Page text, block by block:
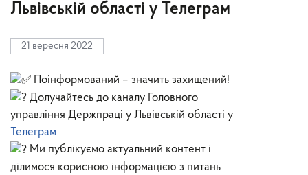
Львівській області у Телеграм
21 вересня 2022
Поінформований – значить захищений!
Долучайтесь до каналу Головного
управління Держпраці у Львівській області у
Телеграм
Ми публікуємо актуальний контент і
ділимося корисною інформацією з питань